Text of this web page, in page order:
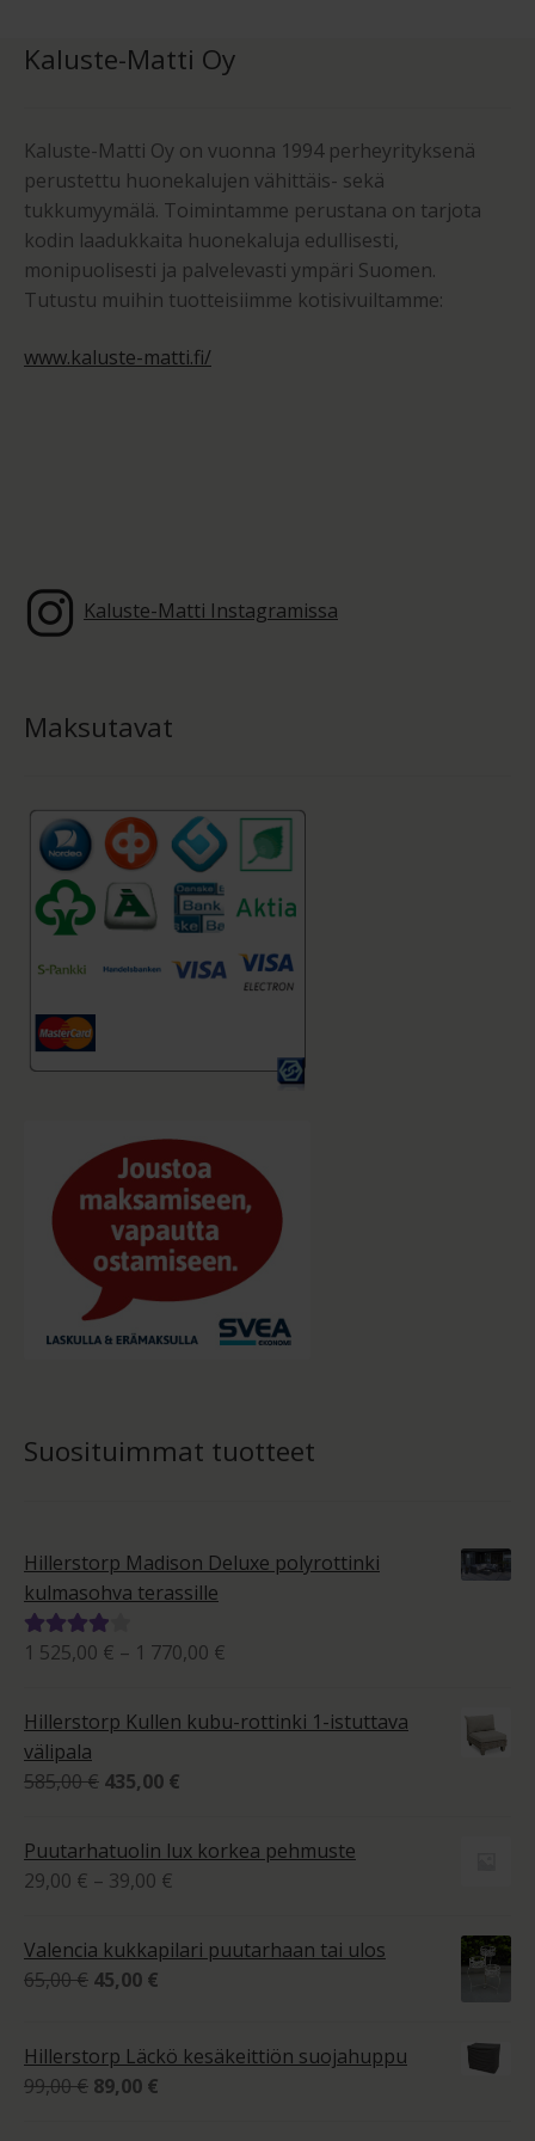
Kaluste-Matti Oy
Kaluste-Matti Oy on vuonna 1994 perheyrityksenä
perustettu huonekalujen vähittäis- sekä
tukkumyymälä. Toimintamme perustana on tarjota
kodin laadukkaita huonekaluja edullisesti,
monipuolisesti ja palvelevasti ympäri Suomen.
Tutustu muihin tuotteisiimme kotisivuiltamme:
www.kaluste-matti.fi/
Kaluste-Matti Instagramissa
Maksutavat
Suosituimmat tuotteet
Hillerstorp Madison Deluxe polyrottinki
kulmasohva terassille
Arvostelu
4.00
1 525,00 € – 1 770,00 €
525,00 €
Hillerstorp Kullen kubu-rottinki 1-istuttava
välipala
585,00€ Alkuperäinen
oli:
585,00 €.
435,00 €
on:
Puutarhatuolin lux korkea pehmuste
29,00 € – 39,00 €
-
39,00 €
Valencia kukkapilari puutarhaan tai ulos
65,00€ Alkuperäinen
65,00 €.
45,00 €
45,00 €.
Hillerstorp Läckö kesäkeittiön suojahuppu
99,00€ Alkuperäinen
89,00 €